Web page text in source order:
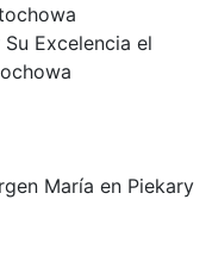
Excelencia el
María en Piekary